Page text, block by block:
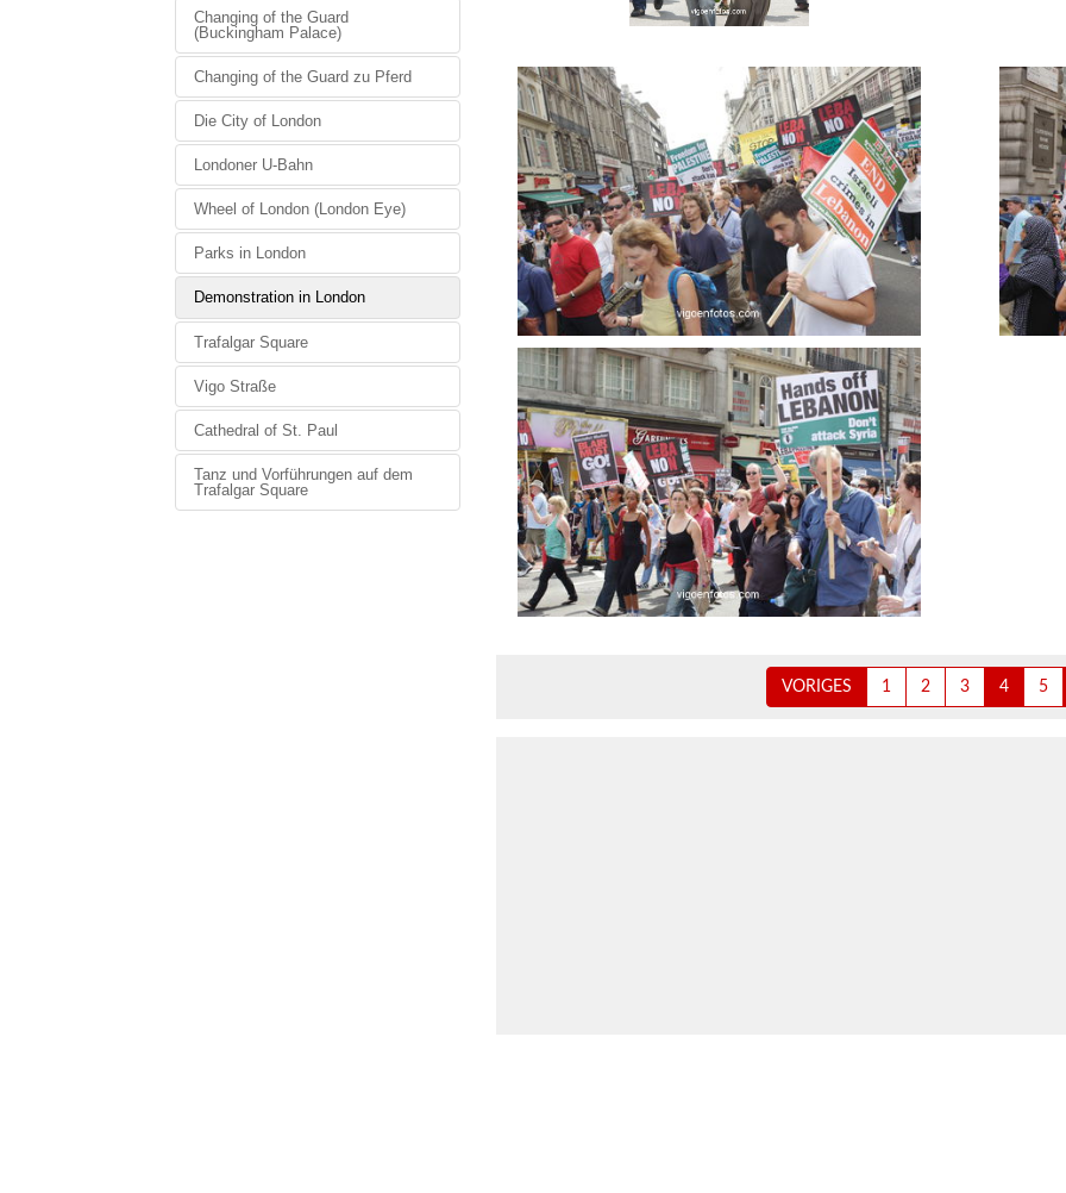
VORIGES 1 2 3 4 5
Changing of the Guard
(Buckingham Palace)
Changing of the Guard zu Pferd
Die City of London
Londoner U-Bahn
Wheel of London (London Eye)
Parks in London
Demonstration in London
Trafalgar Square
Vigo Straße
Cathedral of St. Paul
Tanz und Vorführungen auf dem
Trafalgar Square